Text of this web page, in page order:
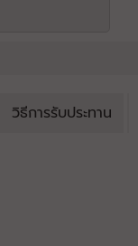
วิธีการรับประทาน